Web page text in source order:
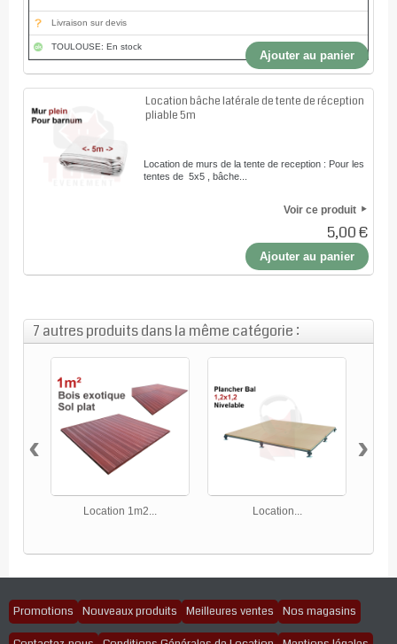
Livraison sur devis
TOULOUSE: En stock
Ajouter au panier
Location bâche latérale de tente de réception
pliable 5m
Location de murs de la tente de reception : Pour les
tentes de 5x5 , bâche...
Voir ce produit
5,00 €
Ajouter au panier
7 autres produits dans la même catégorie :
Location 1m2... Location...
‹ ›
Promotions Nouveaux produits Meilleures ventes Nos magasins